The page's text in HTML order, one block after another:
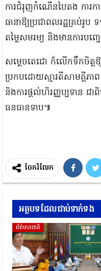
ការជំរុញកំណើនបៃតង ការក
ធានាឱ្យប្រជាពលរដ្ឋគ្រប់រូប
តម្លៃសមរម្យ និងមានការបញ្
សម្ដេចតេជោ ក៏លើកទឹកចិត្ត
ប្រកបដោយស្មារតីសាមគ្គីភាព
និងការផ្តល់ហិរញ្ញប្បទាន
ធនធានទាប៕
ចែករំលែក
អត្ថបទដែលជាប់ទាក់ទង
ព័ត៌មានជាតិ